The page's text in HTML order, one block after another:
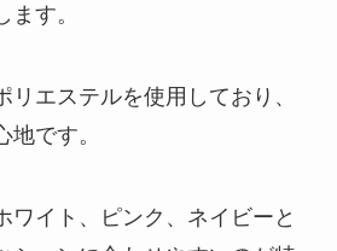
す。
エステルを使用しており、
です。
ワイト、ピンク、ネイビーと